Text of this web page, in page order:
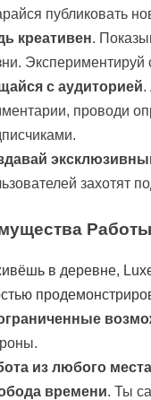
публиковать
креативен.
с аудиторией.
проводи
захотят
в деревне,
из любого
времени. Ты